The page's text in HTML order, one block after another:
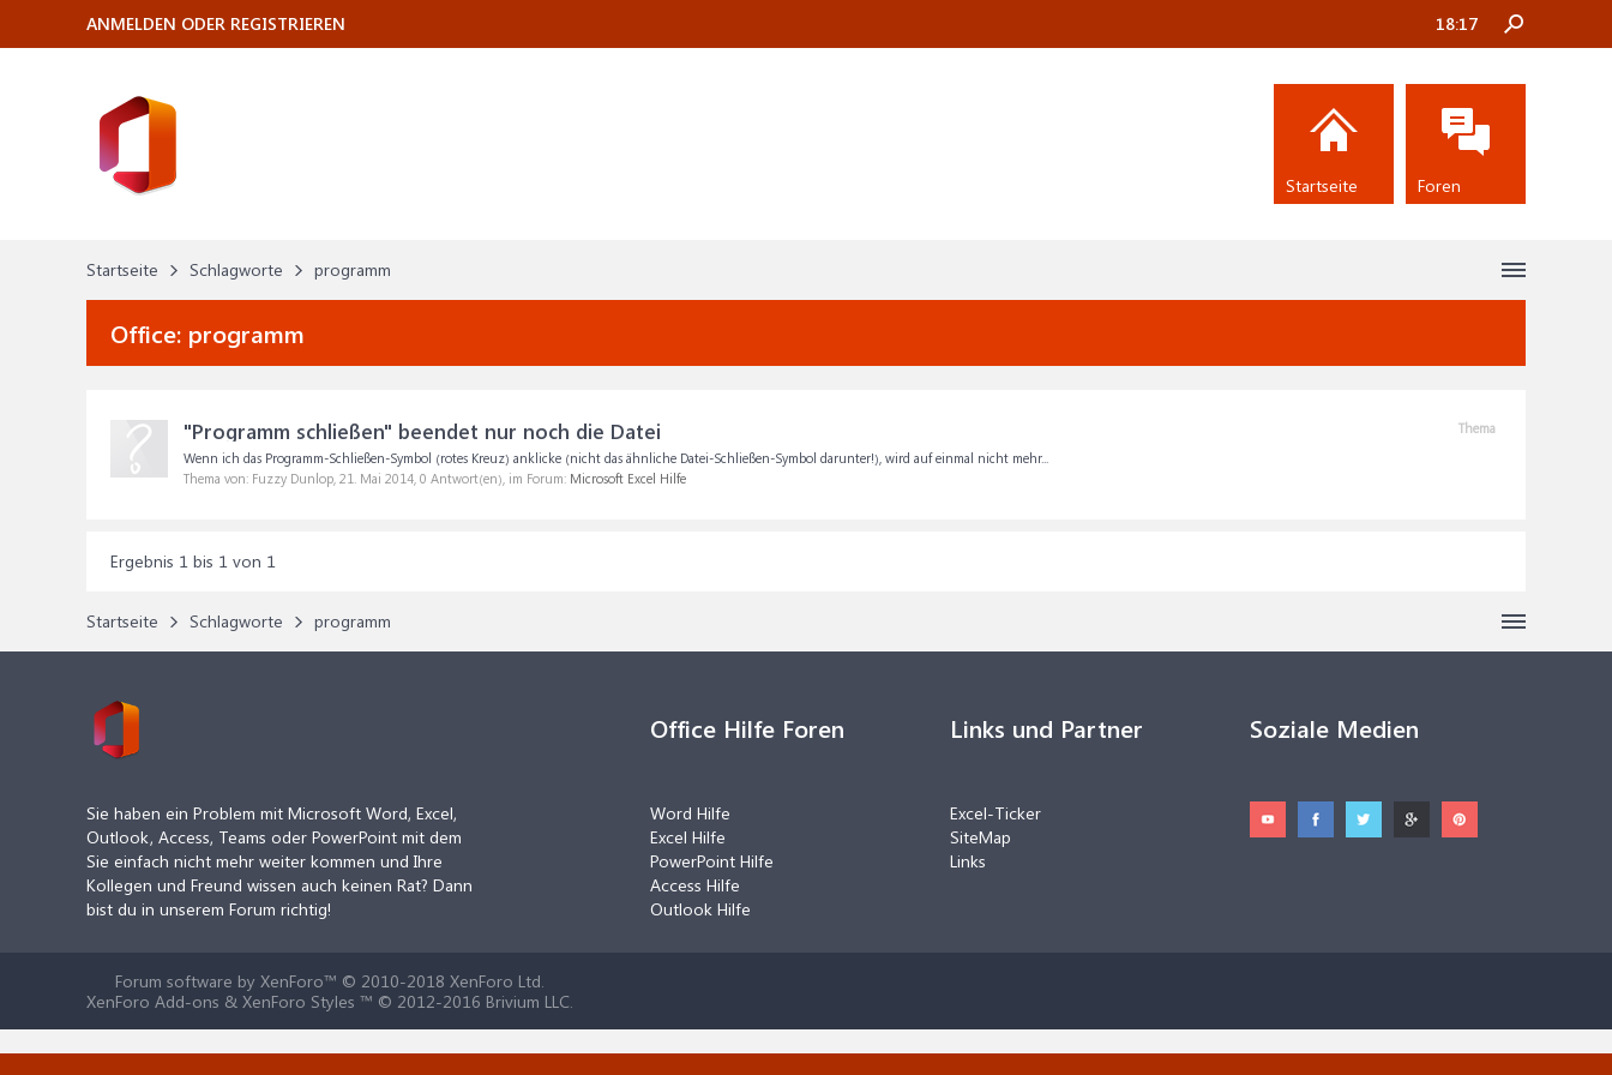
Startseite Schlagworte programm
Office: programm
Thema
"Programm schließen" beendet nur noch die Datei
Wenn ich das Programm-Schließen-Symbol (rotes Kreuz) anklicke (nicht das ähnliche Datei-Schließen-Symbol darunter!), wird auf einmal nicht mehr...
Thema von: Fuzzy Dunlop, 21. Mai 2014, 0 Antwort(en), im Forum: Microsoft Excel Hilfe
Ergebnis 1 bis 1 von 1
Startseite Schlagworte programm
ANMELDEN ODER REGISTRIEREN 18:17
Startseite Foren
Sie haben ein Problem mit Microsoft Word, Excel,
Outlook, Access, Teams oder PowerPoint mit dem
Sie einfach nicht mehr weiter kommen und Ihre
Kollegen und Freund wissen auch keinen Rat? Dann
bist du in unserem Forum richtig!
Office Hilfe Foren
Word Hilfe
Excel Hilfe
PowerPoint Hilfe
Access Hilfe
Outlook Hilfe
Links und Partner
Excel-Ticker
SiteMap
Links
Soziale Medien
Forum software by XenForo™ © 2010-2018 XenForo Ltd.
XenForo Add-ons & XenForo Styles ™ © 2012-2016 Brivium LLC.